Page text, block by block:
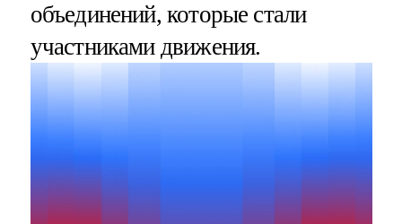
объединений, которые стали
участниками движения.